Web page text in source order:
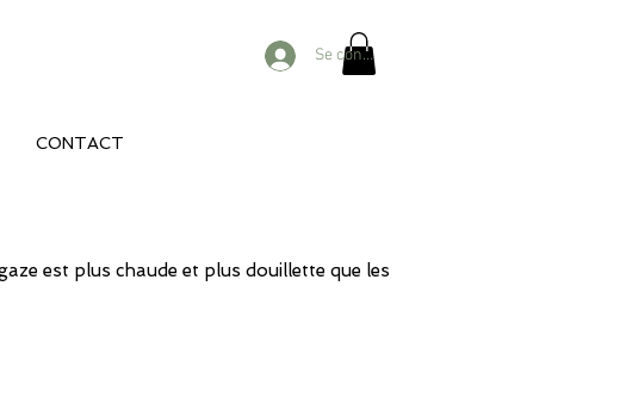
Se connecter
CONTACT
est plus chaude et plus douillette que les